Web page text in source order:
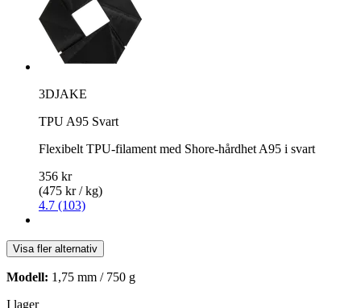
3DJAKE
TPU A95 Svart
Flexibelt TPU-filament med Shore-hårdhet A95 i svart
356 kr
(475 kr / kg)
4.7 (103)
Visa fler alternativ
Modell: 1,75 mm / 750 g
I lager